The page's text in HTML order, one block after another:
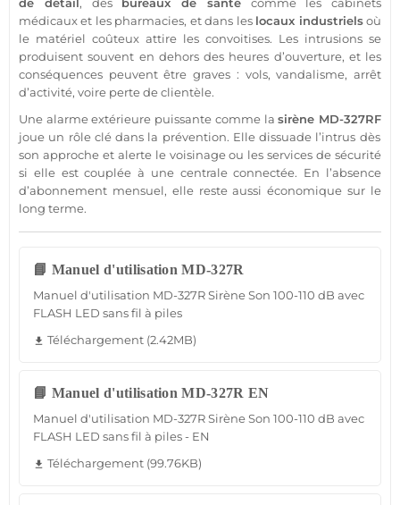
de détail , des bureaux de santécomme les cabinets
médicaux et les pharmacies, et dans les locaux industrielsoù
le matériel coûteux attire les convoitises. Les intrusions se
produisent souvent en dehors des heures d’ouverture, et les
conséquences peuvent être graves : vols, vandalisme, arrêt
d’activité, voire perte de clientèle.
Une alarme extérieure puissante comme lasirène MD-327RF
joue un rôle clé dans la prévention. Elle dissuade l’intrus dès
son approche et alerte le voisinage ou les services de sécurité
si elle est couplée à une centrale connectée. En l’absence
d’abonnement mensuel, elle reste aussi économique sur le
long terme.
📘 Manuel d'utilisation MD-327R
Manuel d'utilisation MD-327R Sirène Son 100-110 dB avec
FLASH LED sans fil à piles
file_download Téléchargement (2.42MB)
📘 Manuel d'utilisation MD-327R EN
Manuel d'utilisation MD-327R Sirène Son 100-110 dB avec
FLASH LED sans fil à piles - EN
file_download Téléchargement (99.76KB)